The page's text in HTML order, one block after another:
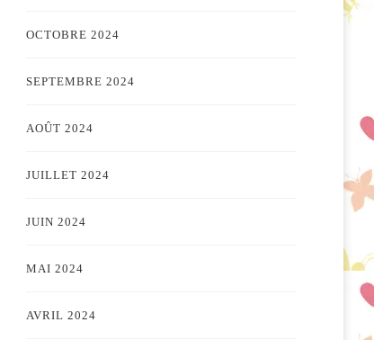
OCTOBRE 2024
SEPTEMBRE 2024
AOÛT 2024
JUILLET 2024
JUIN 2024
MAI 2024
AVRIL 2024